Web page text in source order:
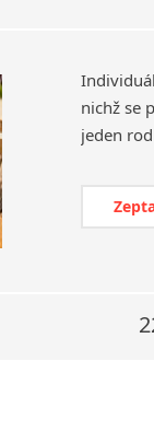
nichž se